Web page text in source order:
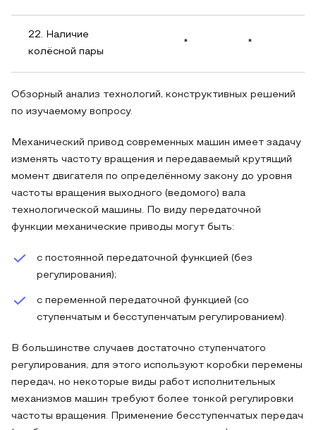
22. Наличие
колёсной пары
* *
Обзорный анализ технологий, конструктивных решений
по изучаемому вопросу.
Механический привод современных машин имеет задачу
изменять частоту вращения и передаваемый крутящий
момент двигателя по определённому закону до уровня
частоты вращения выходного (ведомого) вала
технологической машины. По виду передаточной
функции механические приводы могут быть:
с постоянной передаточной функцией (без
регулирования);
с переменной передаточной функцией (со
ступенчатым и бесступенчатым регулированием).
В большинстве случаев достаточно ступенчатого
регулирования, для этого используют коробки перемены
передач, но некоторые виды работ исполнительных
механизмов машин требуют более тонкой регулировки
частоты вращения. Применение бесступенчатых передач